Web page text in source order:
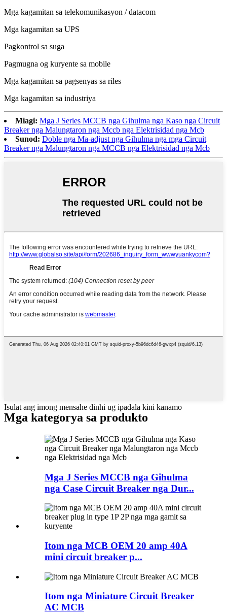
Mga kagamitan sa telekomunikasyon / datacom
Mga kagamitan sa UPS
Pagkontrol sa suga
Pagmugna og kuryente sa mobile
Mga kagamitan sa pagsenyas sa riles
Mga kagamitan sa industriya
Miagi: Mga J Series MCCB nga Gihulma nga Kaso nga Circuit
Breaker nga Malungtaron nga Mccb nga Elektrisidad nga Mcb
Sunod: Doble nga Ma-adjust nga Gihulma nga mga Circuit
Breaker nga Malungtaron nga MCCB nga Elektrisidad nga Mcb
Isulat ang imong mensahe dinhi ug ipadala kini kanamo
Mga kategorya sa produkto
Mga J Series MCCB nga Gihulma
nga Case Circuit Breaker nga Dur...
Itom nga MCB OEM 20 amp 40A
mini circuit breaker p...
Itom nga Miniature Circuit Breaker
AC MCB